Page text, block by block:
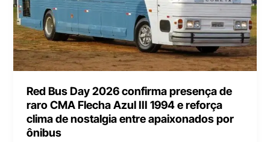
Red Bus Day 2026 confirma presença de
raro CMA Flecha Azul III 1994 e reforça
clima de nostalgia entre apaixonados por
ônibus